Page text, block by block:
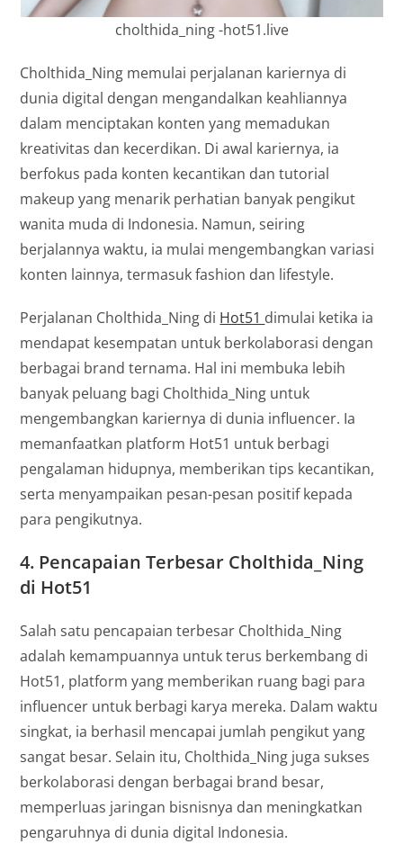
cholthida_ning -hot51.live
Cholthida_Ning memulai perjalanan kariernya di
dunia digital dengan mengandalkan keahliannya
dalam menciptakan konten yang memadukan
kreativitas dan kecerdikan. Di awal kariernya, ia
berfokus pada konten kecantikan dan tutorial
makeup yang menarik perhatian banyak pengikut
wanita muda di Indonesia. Namun, seiring
berjalannya waktu, ia mulai mengembangkan variasi
konten lainnya, termasuk fashion dan lifestyle.
Perjalanan Cholthida_Ning di Hot51 dimulai ketika ia
mendapat kesempatan untuk berkolaborasi dengan
berbagai brand ternama. Hal ini membuka lebih
banyak peluang bagi Cholthida_Ning untuk
mengembangkan kariernya di dunia influencer. Ia
memanfaatkan platform Hot51 untuk berbagi
pengalaman hidupnya, memberikan tips kecantikan,
serta menyampaikan pesan-pesan positif kepada
para pengikutnya.
4. Pencapaian Terbesar Cholthida_Ning
di Hot51
Salah satu pencapaian terbesar Cholthida_Ning
adalah kemampuannya untuk terus berkembang di
Hot51, platform yang memberikan ruang bagi para
influencer untuk berbagi karya mereka. Dalam waktu
singkat, ia berhasil mencapai jumlah pengikut yang
sangat besar. Selain itu, Cholthida_Ning juga sukses
berkolaborasi dengan berbagai brand besar,
memperluas jaringan bisnisnya dan meningkatkan
pengaruhnya di dunia digital Indonesia.